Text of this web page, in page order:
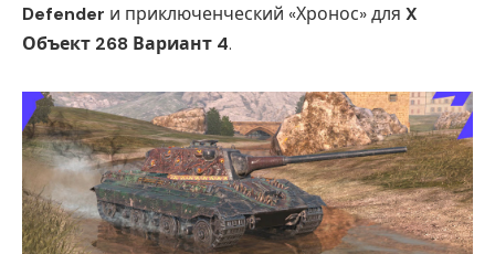
Defender и приключенческий «Хронос» для X
Объект 268 Вариант 4.